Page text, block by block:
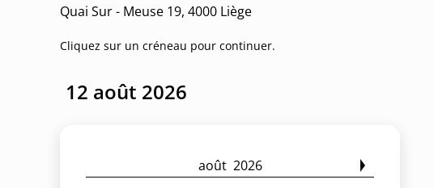
Quai Sur - Meuse 19, 4000 Liège
Cliquez sur un créneau pour continuer.
août 2026